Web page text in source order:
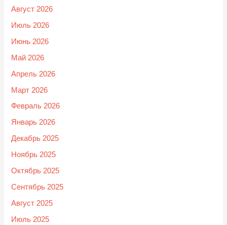
Август 2026
Июль 2026
Июнь 2026
Май 2026
Апрель 2026
Март 2026
Февраль 2026
Январь 2026
Декабрь 2025
Ноябрь 2025
Октябрь 2025
Сентябрь 2025
Август 2025
Июль 2025